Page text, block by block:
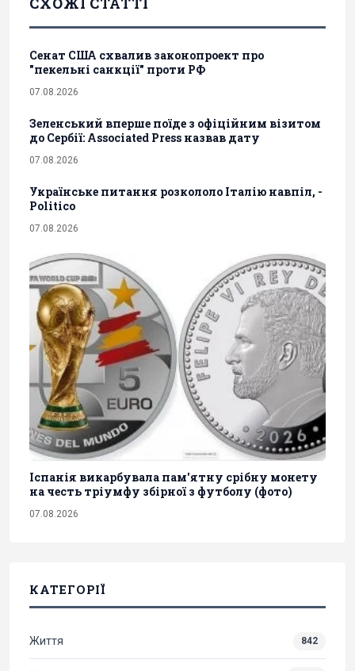
Сенат США схвалив законопроект про
"пекельні санкції" проти РФ
07.08.2026
Зеленський вперше поїде з офіційним візитом
до Сербії: Associated Press назвав дату
07.08.2026
Українське питання розкололо Італію навпіл, -
Politico
07.08.2026
Іспанія викарбувала пам'ятну срібну монету
на честь тріумфу збірної з футболу (фото)
07.08.2026
КАТЕГОРІЇ
Життя 842